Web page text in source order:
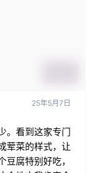
25年5月7日
。看到这家专门
荤菜的样式，让
腐特别好吃，